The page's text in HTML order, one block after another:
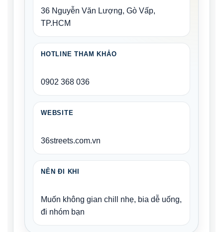
36 Nguyễn Văn Lượng, Gò Vấp,
TP.HCM
HOTLINE THAM KHẢO
0902 368 036
WEBSITE
36streets.com.vn
NÊN ĐI KHI
Muốn không gian chill nhẹ, bia dễ uống,
đi nhóm bạn